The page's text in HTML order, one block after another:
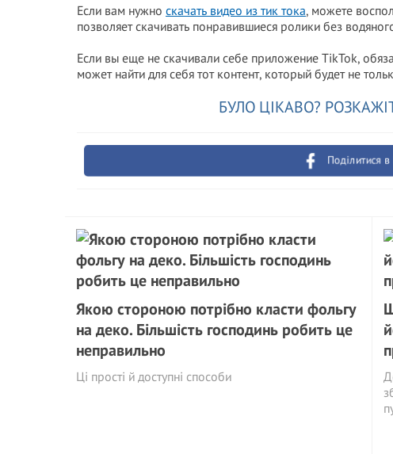
Если вам нужно скачать видео из тик тока, можете
позволяет скачивать понравившиеся ролики без
Если вы еще не скачивали себе приложение TikTok,
может найти для себя тот контент, который будет не
БУЛО ЦІКАВО?
Поділитися
Якою стороною потрібно класти фольгу
на деко. Більшість господинь робить це
неправильно
Ці прості й доступні способи